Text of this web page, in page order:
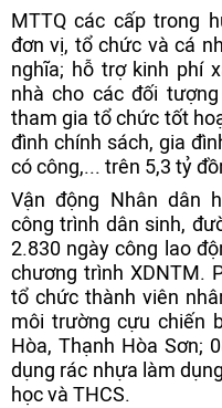
MTTQ các cấp trong
đơn vị, tổ chức và cá
nghĩa; hỗ trợ kinh phí
nhà cho các đối
tham gia tổ chức tốt
đình chính sách, gia
có công,... trên 5,3 tỷ
Vận động Nhân dân
công trình dân sinh,
2.830 ngày công lao
chương trình XDNTM.
tổ chức thành viên
môi trường cựu chiến
Hòa, Thạnh Hòa Sơn;
dụng rác nhựa làm
học và THCS.